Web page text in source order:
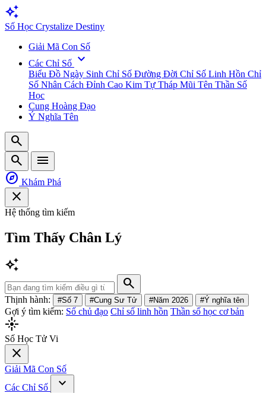
auto_awesome
Số Học Crystalize Destiny
Giải Mã Con Số
Các Chỉ Số expand_more
Biểu Đồ Ngày Sinh Chỉ Số Đường Đời Chỉ Số Linh Hồn Chỉ
Số Nhân Cách Đỉnh Cao Kim Tự Tháp Mũi Tên Thần Số
Học
Cung Hoàng Đạo
Ý Nghĩa Tên
search
search
menu
explore Khám Phá
close
Hệ thống tìm kiếm
Tìm Thấy Chân Lý
auto_awesome
search
Thịnh hành: #Số 7 #Cung Sư Tử #Năm 2026 #Ý nghĩa tên
Gợi ý tìm kiếm: Số chủ đạo Chỉ số linh hồn Thần số học cơ bản
flare
Số Học Tử Vi
close
Giải Mã Con Số
Các Chỉ Số
expand_more